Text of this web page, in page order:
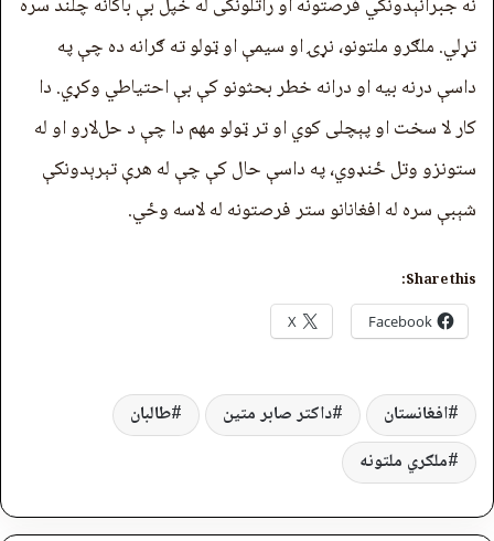
نه جبرانېدونکي فرصتونه او راتلونکی له خپل بې باکانه چلند سره
تړلي. ملګرو ملتونو، نړۍ او سیمې او ټولو ته ګرانه ده چې په
داسې درنه بیه او درانه خطر بحثونو کې بې احتیاطي وکړي. دا
کار لا سخت او پېچلی کوي او تر ټولو مهم دا چې د حل‌لارو او له
ستونزو وتل ځنډوي، په داسې حال کې چې له هرې تېرېدونکې
شېبې سره له افغانانو ستر فرصتونه له لاسه وځي.
Share this:
Facebook
X
افغانستان داکتر صابر متین
طالبان
ملګري ملتونه